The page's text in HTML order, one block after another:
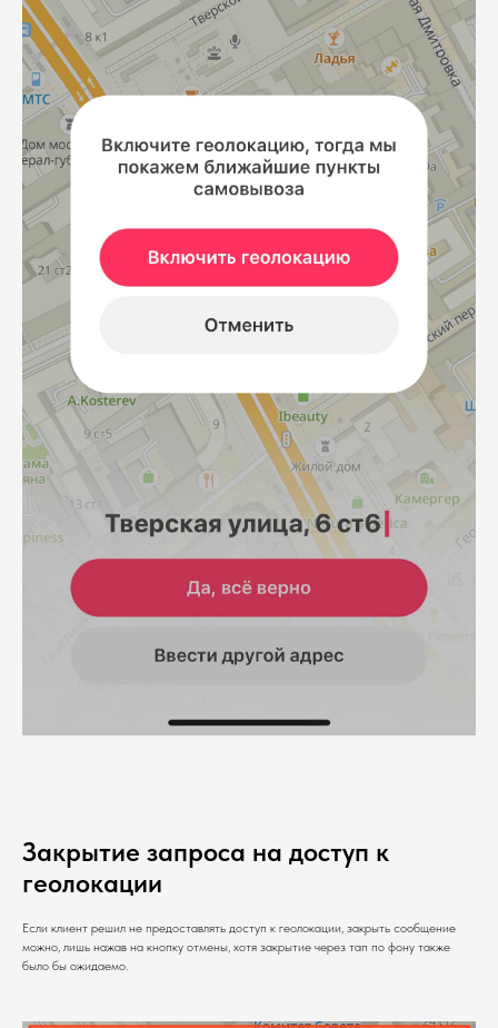
Закрытие запроса на доступ к
геолокации
Если клиент решил не предоставлять доступ к геолокации, закрыть сообщение
можно, лишь нажав на кнопку отмены, хотя закрытие через тап по фону также
было бы ожидаемо.